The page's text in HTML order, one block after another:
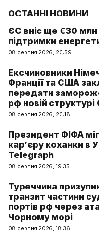
ОСТАННІ НОВИНИ
ЄС вніс ще €30
підтримки
08 серпня 2026, 20:59
Ексчиновники
Франції та США
передати
рф новій структурі
08 серпня 2026, 20:18
Президент ФІФА
кар’єру коханки в
Telegraph
08 серпня 2026, 19:35
Туреччина
транзит частини
портів рф через
Чорному морі
08 серпня 2026, 18:36